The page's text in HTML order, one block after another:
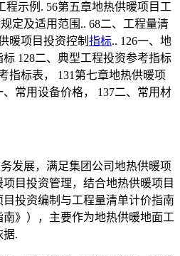
程示例. 56第五章地热供暖项目工
定及适用范围.. 68二、工程量清
暖项目投资控制 指标.. 126一、地
128二、典型工程投资参考指标
指标表， 131第七章地热供暖项
、常用设备价格， 137二、常用材
发展，满足集团公司地热供暖项
目投资管理，结合地热供暖项目
投资编制与工程量清单计价指南
南》），主要作为地热供暖地面工
据.